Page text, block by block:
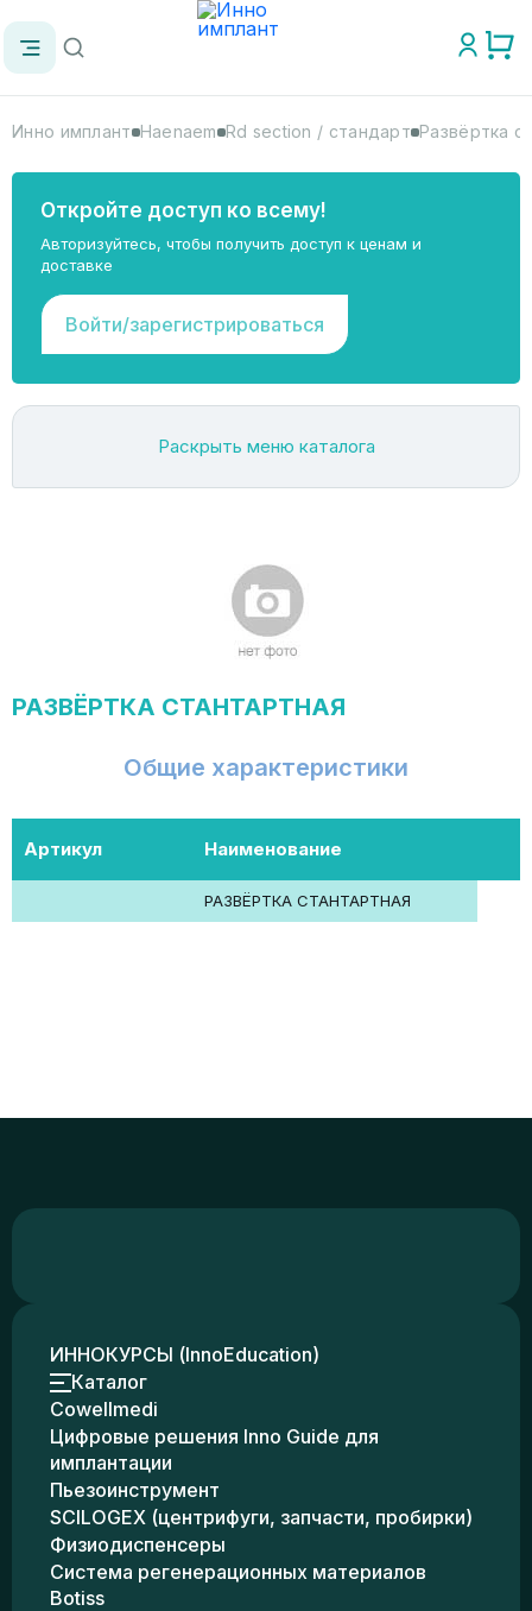
Инно имплант Haenaem Rd section / стандарт Развёртка
Откройте доступ ко всему!
Авторизуйтесь, чтобы получить доступ к ценам и
доставке
Войти/зарегистрироваться
Раскрыть меню каталога
РАЗВЁРТКА СТАНТАРТНАЯ
Общие характеристики
Артикул Наименование
РАЗВЁРТКА СТАНТАРТНАЯ
ИННОКУРСЫ (InnoEducation)
Каталог
Cowellmedi
Цифровые решения Inno Guide для
имплантации
Пьезоинструмент
SCILOGEX (центрифуги, запчасти, пробирки)
Физиодиспенсеры
Система регенерационных материалов
Botiss